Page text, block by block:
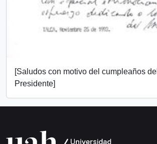
[Saludos con motivo del cumpleaños del
Presidente]